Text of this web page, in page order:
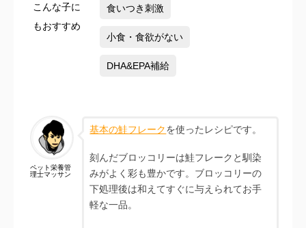
こんな子に
もおすすめ
食いつき刺激
小食・食欲がない
DHA&EPA補給
ペット栄養管
理士マッサン
基本の鮭フレークを使ったレシピです。
刻んだブロッコリーは鮭フレークと馴染
みがよく彩も豊かです。ブロッコリーの
下処理後は和えてすぐに与えられてお手
軽な一品。